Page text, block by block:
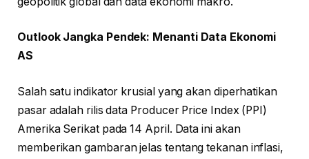
Outlook Jangka Pendek: Menanti Data Ekonomi
AS
Salah satu indikator krusial yang akan diperhatikan
pasar adalah rilis data Producer Price Index (PPI)
Amerika Serikat pada 14 April. Data ini akan
memberikan gambaran jelas tentang tekanan inflasi,